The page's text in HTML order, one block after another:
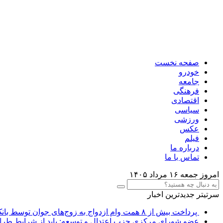
صفحه نخست
خودرو
جامعه
فرهنگی
اقتصادی
سیاسی
ورزشی
عکس
فیلم
درباره ما
تماس با ما
امروز جمعه ۱۶ مرداد ۱۴۰۵
سرتیتر جدیدترین اخبار
پرداخت بیش از ۸ همت وام ازدواج به زوج‌های جوان توسط بانک ملی ایران
عضو شورای مرکزی حزب اعتدال و توسعه: باید از شرایط